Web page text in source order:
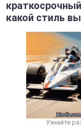
какой стиль
Узнайте